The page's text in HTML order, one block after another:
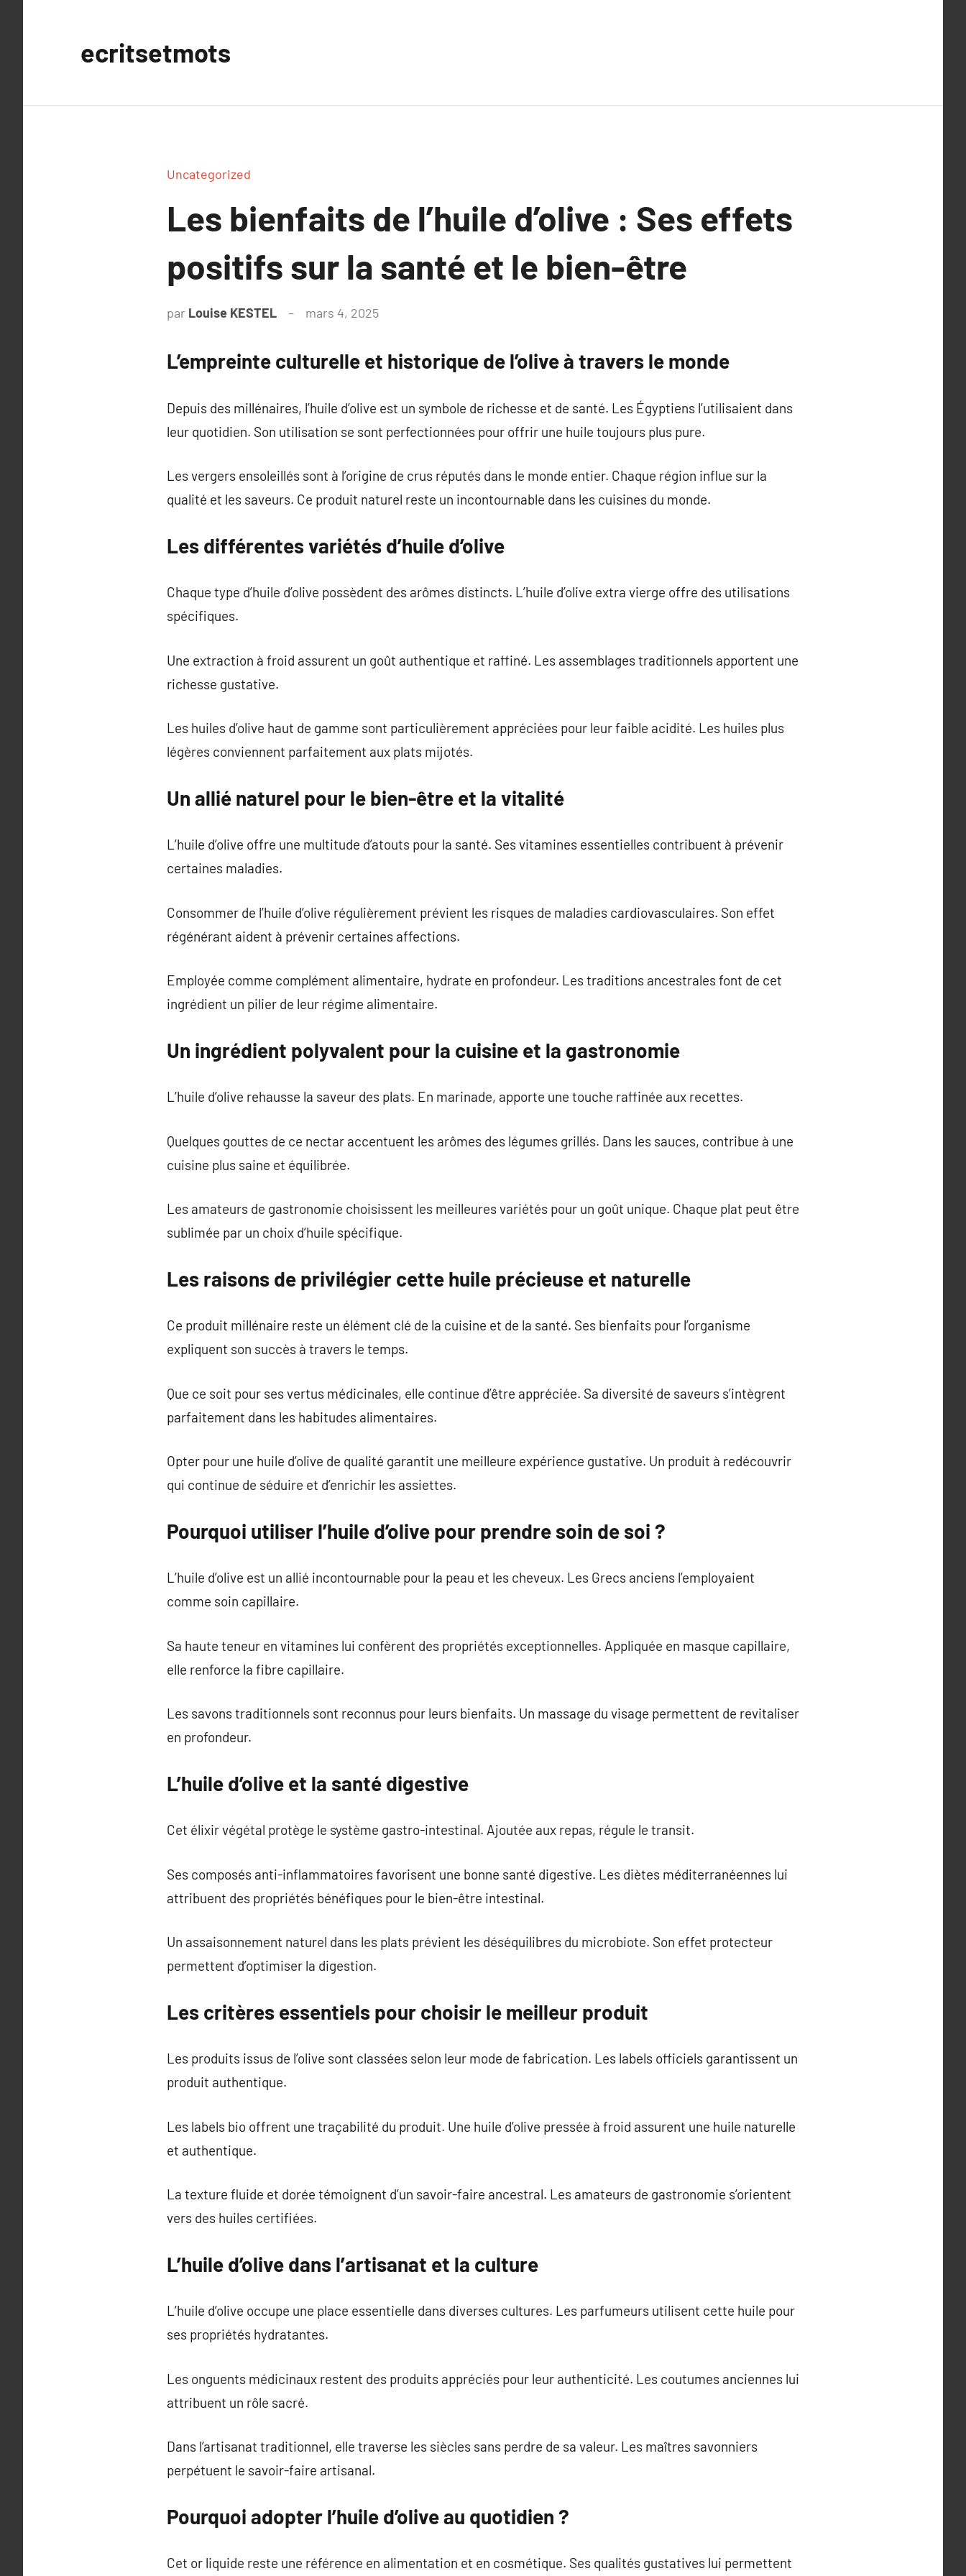
ecritsetmots
Uncategorized
Les bienfaits de l’huile d’olive : Ses effets
positifs sur la santé et le bien-être
par Louise KESTEL mars 4, 2025
L’empreinte culturelle et historique de l’olive à travers le monde
Depuis des millénaires, l’huile d’olive est un symbole de richesse et de santé. Les Égyptiens l’utilisaient dans
leur quotidien. Son utilisation se sont perfectionnées pour offrir une huile toujours plus pure.
Les vergers ensoleillés sont à l’origine de crus réputés dans le monde entier. Chaque région influe sur la
qualité et les saveurs. Ce produit naturel reste un incontournable dans les cuisines du monde.
Les différentes variétés d’huile d’olive
Chaque type d’huile d’olive possèdent des arômes distincts. L’huile d’olive extra vierge offre des utilisations
spécifiques.
Une extraction à froid assurent un goût authentique et raffiné. Les assemblages traditionnels apportent une
richesse gustative.
Les huiles d’olive haut de gamme sont particulièrement appréciées pour leur faible acidité. Les huiles plus
légères conviennent parfaitement aux plats mijotés.
Un allié naturel pour le bien-être et la vitalité
L’huile d’olive offre une multitude d’atouts pour la santé. Ses vitamines essentielles contribuent à prévenir
certaines maladies.
Consommer de l’huile d’olive régulièrement prévient les risques de maladies cardiovasculaires. Son effet
régénérant aident à prévenir certaines affections.
Employée comme complément alimentaire, hydrate en profondeur. Les traditions ancestrales font de cet
ingrédient un pilier de leur régime alimentaire.
Un ingrédient polyvalent pour la cuisine et la gastronomie
L’huile d’olive rehausse la saveur des plats. En marinade, apporte une touche raffinée aux recettes.
Quelques gouttes de ce nectar accentuent les arômes des légumes grillés. Dans les sauces, contribue à une
cuisine plus saine et équilibrée.
Les amateurs de gastronomie choisissent les meilleures variétés pour un goût unique. Chaque plat peut être
sublimée par un choix d’huile spécifique.
Les raisons de privilégier cette huile précieuse et naturelle
Ce produit millénaire reste un élément clé de la cuisine et de la santé. Ses bienfaits pour l’organisme
expliquent son succès à travers le temps.
Que ce soit pour ses vertus médicinales, elle continue d’être appréciée. Sa diversité de saveurs s’intègrent
parfaitement dans les habitudes alimentaires.
Opter pour une huile d’olive de qualité garantit une meilleure expérience gustative. Un produit à redécouvrir
qui continue de séduire et d’enrichir les assiettes.
Pourquoi utiliser l’huile d’olive pour prendre soin de soi ?
L’huile d’olive est un allié incontournable pour la peau et les cheveux. Les Grecs anciens l’employaient
comme soin capillaire.
Sa haute teneur en vitamines lui confèrent des propriétés exceptionnelles. Appliquée en masque capillaire,
elle renforce la fibre capillaire.
Les savons traditionnels sont reconnus pour leurs bienfaits. Un massage du visage permettent de revitaliser
en profondeur.
L’huile d’olive et la santé digestive
Cet élixir végétal protège le système gastro-intestinal. Ajoutée aux repas, régule le transit.
Ses composés anti-inflammatoires favorisent une bonne santé digestive. Les diètes méditerranéennes lui
attribuent des propriétés bénéfiques pour le bien-être intestinal.
Un assaisonnement naturel dans les plats prévient les déséquilibres du microbiote. Son effet protecteur
permettent d’optimiser la digestion.
Les critères essentiels pour choisir le meilleur produit
Les produits issus de l’olive sont classées selon leur mode de fabrication. Les labels officiels garantissent un
produit authentique.
Les labels bio offrent une traçabilité du produit. Une huile d’olive pressée à froid assurent une huile naturelle
et authentique.
La texture fluide et dorée témoignent d’un savoir-faire ancestral. Les amateurs de gastronomie s’orientent
vers des huiles certifiées.
L’huile d’olive dans l’artisanat et la culture
L’huile d’olive occupe une place essentielle dans diverses cultures. Les parfumeurs utilisent cette huile pour
ses propriétés hydratantes.
Les onguents médicinaux restent des produits appréciés pour leur authenticité. Les coutumes anciennes lui
attribuent un rôle sacré.
Dans l’artisanat traditionnel, elle traverse les siècles sans perdre de sa valeur. Les maîtres savonniers
perpétuent le savoir-faire artisanal.
Pourquoi adopter l’huile d’olive au quotidien ?
Cet or liquide reste une référence en alimentation et en cosmétique. Ses qualités gustatives lui permettent